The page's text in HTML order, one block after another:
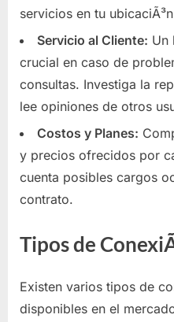
servicios en tu
Servicio al Cliente: Un
crucial en caso de
consultas. Investiga la
lee opiniones de otros
Costos y Planes:
y precios ofrecidos por
cuenta posibles cargos
contrato.
Tipos de
Existen varios tipos de
disponibles en el